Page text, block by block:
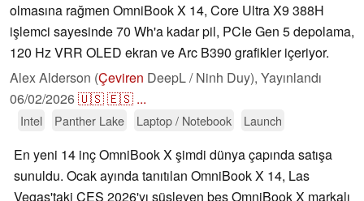
olmasına rağmen OmniBook X 14, Core Ultra X9 388H
işlemci sayesinde 70 Wh'a kadar pil, PCIe Gen 5 depolama,
120 Hz VRR OLED ekran ve Arc B390 grafikler içeriyor.
Alex Alderson (Çeviren DeepL / Ninh Duy), Yayınlandı
06/02/2026🇺🇸🇪🇸 ...
Intel Panther Lake Laptop / Notebook Launch
En yeni 14 inç OmniBook X şimdi dünya çapında satışa
sunuldu. Ocak ayında tanıtılan OmniBook X 14, Las
Vegas'taki CES 2026'yı süsleyen beş OmniBook X markalı